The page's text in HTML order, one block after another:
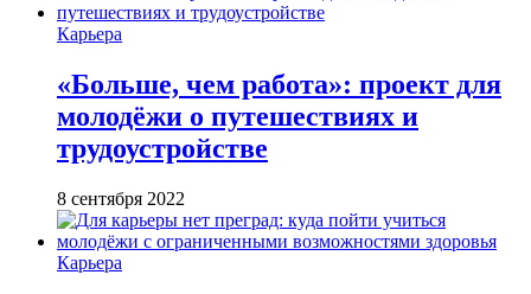
Карьера
«Больше, чем работа»: проект для
молодёжи о путешествиях и
трудоустройстве
8 сентября 2022
Карьера